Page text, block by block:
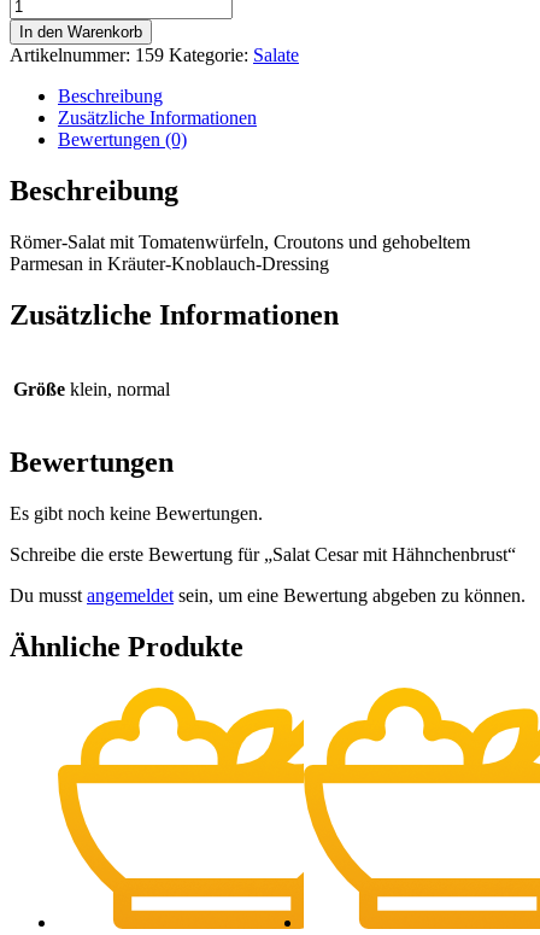
Cesar
mit
Hähnchenbrust
Menge
In den Warenkorb
Artikelnummer: 159 Kategorie: Salate
Beschreibung
Zusätzliche Informationen
Bewertungen (0)
Beschreibung
Römer-Salat mit Tomatenwürfeln, Croutons und gehobeltem
Parmesan in Kräuter-Knoblauch-Dressing
Zusätzliche Informationen
Größe klein, normal
Bewertungen
Es gibt noch keine Bewertungen.
Schreibe die erste Bewertung für „Salat Cesar mit Hähnchenbrust“
Du musst angemeldet sein, um eine Bewertung abgeben zu können.
Ähnliche Produkte